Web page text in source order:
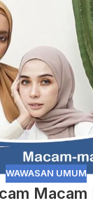
WAWASAN UMUM
Macam